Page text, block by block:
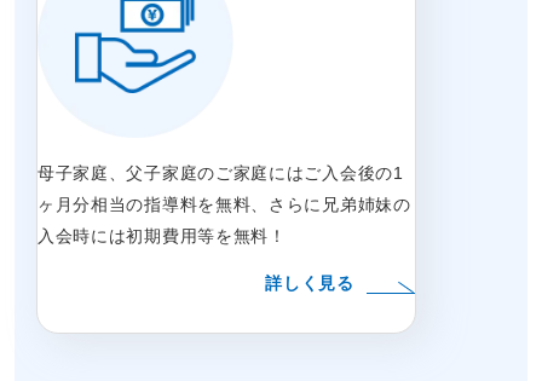
母子家庭、父子家庭のご家庭にはご入会後の1
ヶ月分相当の指導料を無料、さらに兄弟姉妹の
入会時には初期費用等を無料！
詳しく見る